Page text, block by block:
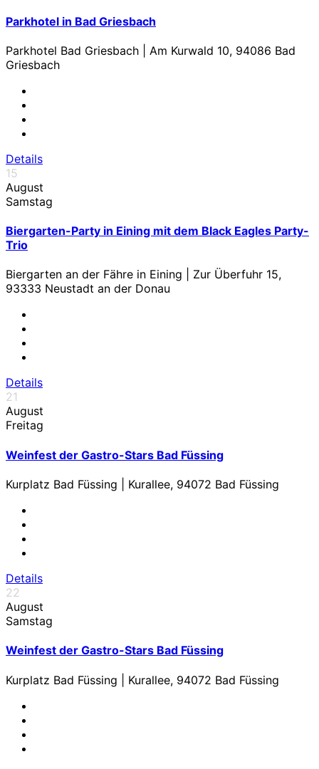
Parkhotel in Bad Griesbach
Parkhotel Bad Griesbach | Am Kurwald 10, 94086 Bad
Griesbach
Details
15
August
Samstag
Biergarten-Party in Eining mit dem Black Eagles Party-
Trio
Biergarten an der Fähre in Eining | Zur Überfuhr 15,
93333 Neustadt an der Donau
Details
21
August
Freitag
Weinfest der Gastro-Stars Bad Füssing
Kurplatz Bad Füssing | Kurallee, 94072 Bad Füssing
Details
22
August
Samstag
Weinfest der Gastro-Stars Bad Füssing
Kurplatz Bad Füssing | Kurallee, 94072 Bad Füssing